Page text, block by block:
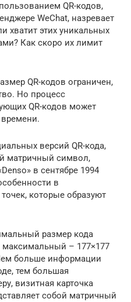
QR-кодов,
WeChat, назревает
хватит этих уникальных
Как скоро их лимит
QR-кодов ограничен,
Но процесс
QR-кодов может
версий QR-кода,
матричный символ,
в сентябре 1994
в
которые образуют
размер кода
максимальный – 177×177
больше информации
тем большая
визитная карточка
собой матричный